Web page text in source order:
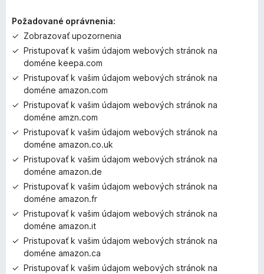
i
e
h
d
n
Požadované oprávnenia:
Zobrazovať upozornenia
Pristupovať k vašim údajom webových stránok na
doméne keepa.com
Pristupovať k vašim údajom webových stránok na
doméne amazon.com
Pristupovať k vašim údajom webových stránok na
doméne amzn.com
Pristupovať k vašim údajom webových stránok na
doméne amazon.co.uk
Pristupovať k vašim údajom webových stránok na
doméne amazon.de
Pristupovať k vašim údajom webových stránok na
doméne amazon.fr
Pristupovať k vašim údajom webových stránok na
doméne amazon.it
Pristupovať k vašim údajom webových stránok na
doméne amazon.ca
Pristupovať k vašim údajom webových stránok na